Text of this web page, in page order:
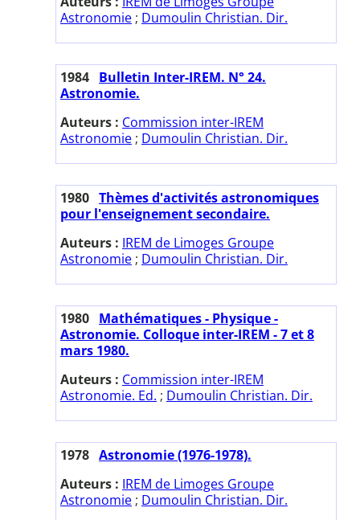
Astronomie ; Dumoulin Christian. Dir.
1984 Bulletin Inter-IREM. N° 24.
Astronomie.
Auteurs : Commission inter-IREM
Astronomie ; Dumoulin Christian. Dir.
1980 Thèmes d'activités astronomiques
pour l'enseignement secondaire.
Auteurs : IREM de Limoges Groupe
Astronomie ; Dumoulin Christian. Dir.
1980 Mathématiques - Physique -
Astronomie. Colloque inter-IREM - 7 et 8
mars 1980.
Auteurs : Commission inter-IREM
Astronomie. Ed. ; Dumoulin Christian. Dir.
1978 Astronomie (1976-1978).
Auteurs : IREM de Limoges Groupe
Astronomie ; Dumoulin Christian. Dir.